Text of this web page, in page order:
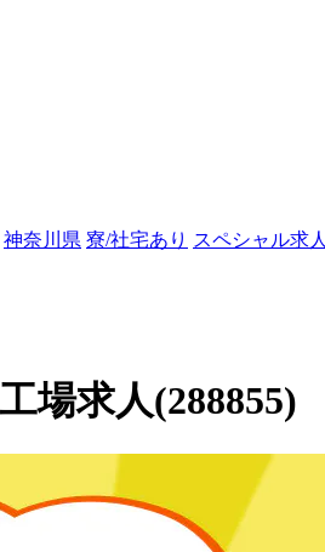
神奈川県 寮/社宅あり スペシャル求人
場求人(288855)